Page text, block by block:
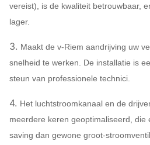
vereist), is de kwaliteit betrouwbaar,
lager.
3. Maakt de v-Riem aandrijving uw
snelheid te werken. De installatie is
steun van professionele technici.
4. Het luchtstroomkanaal en de
meerdere keren geoptimaliseerd, die
saving dan gewone groot-